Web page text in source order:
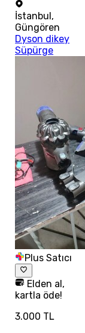
İstanbul ,
Güngören
Dyson dikey
Süpürge
Plus Satıcı
Elden al,
kartla öde!
3.000 TL